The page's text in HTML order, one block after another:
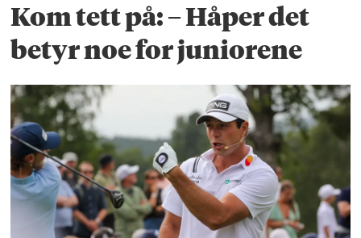
Kom tett på: – Håper det
betyr noe for juniorene